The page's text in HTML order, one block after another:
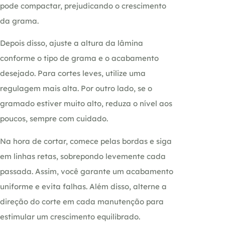
pode compactar, prejudicando o crescimento
da grama.
Depois disso, ajuste a altura da lâmina
conforme o tipo de grama e o acabamento
desejado. Para cortes leves, utilize uma
regulagem mais alta. Por outro lado, se o
gramado estiver muito alto, reduza o nível aos
poucos, sempre com cuidado.
Na hora de cortar, comece pelas bordas e siga
em linhas retas, sobrepondo levemente cada
passada. Assim, você garante um acabamento
uniforme e evita falhas. Além disso, alterne a
direção do corte em cada manutenção para
estimular um crescimento equilibrado.